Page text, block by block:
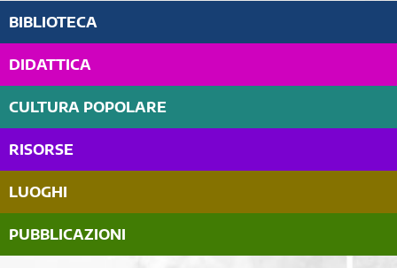
BIBLIOTECA
DIDATTICA
CULTURA POPOLARE
RISORSE
LUOGHI
PUBBLICAZIONI